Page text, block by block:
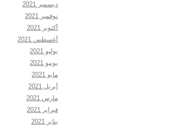
ديسمبر 2021
نوفمبر 2021
أكتوبر 2021
أغسطس 2021
يوليو 2021
يونيو 2021
مايو 2021
أبريل 2021
مارس 2021
فبراير 2021
يناير 2021